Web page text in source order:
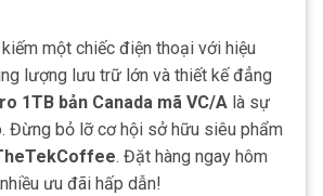
một chiếc điện thoại với hiệu
lượng lưu trữ lớn và thiết kế đẳng
1TB bản Canada mã VC/A là sự
Đừng bỏ lỡ cơ hội sở hữu siêu phẩm
. Đặt hàng ngay hôm
ưu đãi hấp dẫn!